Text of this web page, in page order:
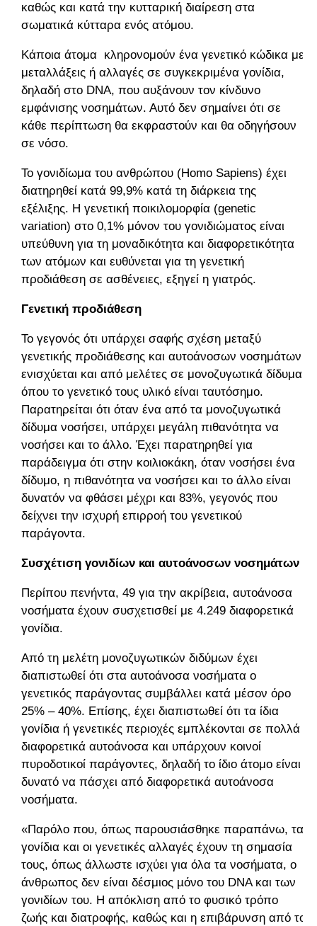
καθώς και κατά την κυτταρική διαίρεση στα
σωματικά κύτταρα ενός ατόμου.
Κάποια άτομα κληρονομούν ένα γενετικό κώδικα με
μεταλλάξεις ή αλλαγές σε συγκεκριμένα γονίδια,
δηλαδή στο DNA, που αυξάνουν τον κίνδυνο
εμφάνισης νοσημάτων. Αυτό δεν σημαίνει ότι σε
κάθε περίπτωση θα εκφραστούν και θα οδηγήσουν
σε νόσο.
To γονιδίωμα του ανθρώπου (Homo Sapiens) έχει
διατηρηθεί κατά 99,9% κατά τη διάρκεια της
εξέλιξης. Η γενετική ποικιλομορφία (genetic
variation) στο 0,1% μόνον του γονιδιώματος είναι
υπεύθυνη για τη μοναδικότητα και διαφορετικότητα
των ατόμων και ευθύνεται για τη γενετική
προδιάθεση σε ασθένειες, εξηγεί η γιατρός.
Γενετική προδιάθεση
Το γεγονός ότι υπάρχει σαφής σχέση μεταξύ
γενετικής προδιάθεσης και αυτοάνοσων νοσημάτων
ενισχύεται και από μελέτες σε μονοζυγωτικά δίδυμα,
όπου το γενετικό τους υλικό είναι ταυτόσημο.
Παρατηρείται ότι όταν ένα από τα μονοζυγωτικά
δίδυμα νοσήσει, υπάρχει μεγάλη πιθανότητα να
νοσήσει και το άλλο. Έχει παρατηρηθεί για
παράδειγμα ότι στην κοιλιοκάκη, όταν νοσήσει ένα
δίδυμο, η πιθανότητα να νοσήσει και το άλλο είναι
δυνατόν να φθάσει μέχρι και 83%, γεγονός που
δείχνει την ισχυρή επιρροή του γενετικού
παράγοντα.
Συσχέτιση γονιδίων και αυτοάνοσων νοσημάτων
Περίπου πενήντα, 49 για την ακρίβεια, αυτοάνοσα
νοσήματα έχουν συσχετισθεί με 4.249 διαφορετικά
γονίδια.
Από τη μελέτη μονοζυγωτικών διδύμων έχει
διαπιστωθεί ότι στα αυτοάνοσα νοσήματα ο
γενετικός παράγοντας συμβάλλει κατά μέσον όρο
25% – 40%. Επίσης, έχει διαπιστωθεί ότι τα ίδια
γονίδια ή γενετικές περιοχές εμπλέκονται σε πολλά
διαφορετικά αυτοάνοσα και υπάρχουν κοινοί
πυροδοτικοί παράγοντες, δηλαδή το ίδιο άτομο είναι
δυνατό να πάσχει από διαφορετικά αυτοάνοσα
νοσήματα.
«Παρόλο που, όπως παρουσιάσθηκε παραπάνω, τα
γονίδια και οι γενετικές αλλαγές έχουν τη σημασία
τους, όπως άλλωστε ισχύει για όλα τα νοσήματα, ο
άνθρωπος δεν είναι δέσμιος µόνο του DNA και των
γονιδίων του. Η απόκλιση από το φυσικό τρόπο
ζωής και διατροφής, καθώς και η επιβάρυνση από το